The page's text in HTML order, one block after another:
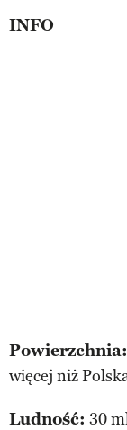
INFO
Powierzchnia:
więcej niż
Ludność: 30